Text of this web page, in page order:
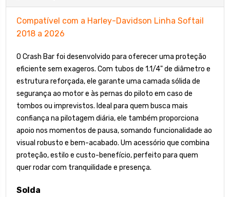
Compatível com a Harley-Davidson Linha Softail
2018 a 2026
O Crash Bar foi desenvolvido para oferecer uma proteção
eficiente sem exageros. Com tubos de 1.1/4" de diâmetro e
estrutura reforçada, ele garante uma camada sólida de
segurança ao motor e às pernas do piloto em caso de
tombos ou imprevistos. Ideal para quem busca mais
confiança na pilotagem diária, ele também proporciona
apoio nos momentos de pausa, somando funcionalidade ao
visual robusto e bem-acabado. Um acessório que combina
proteção, estilo e custo-benefício, perfeito para quem
quer rodar com tranquilidade e presença.
Solda